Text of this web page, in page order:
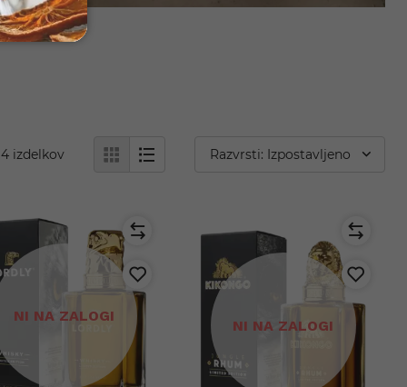
4 izdelkov Razvrsti: Izpostavljeno
NI NA ZALOGI
NI NA ZALOGI